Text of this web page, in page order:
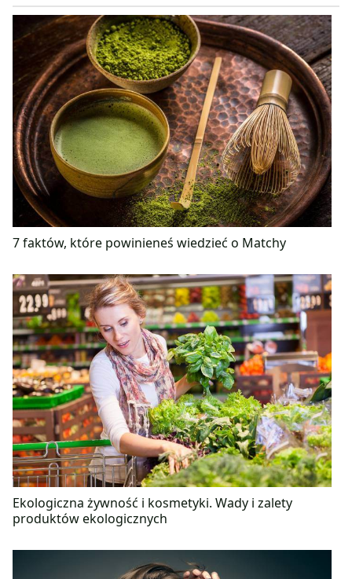
7 faktów, które powinieneś wiedzieć o Matchy
Ekologiczna żywność i kosmetyki. Wady i zalety
produktów ekologicznych